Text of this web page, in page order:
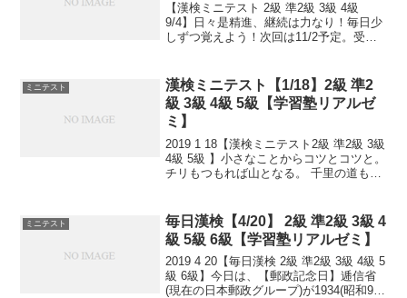
【漢検ミニテスト 2級 準2級 3級 4級
9/4】日々是精進、継続は力なり！毎日少
しずつ覚えよう！次回は11/2予定。受け
ミニテスト
漢検ミニテスト【1/18】2級 準2
級 3級 4級 5級【学習塾リアルゼ
ミ】
2019 1 18【漢検ミニテスト2級 準2級 3級
4級 5級 】小さなことからコツとコツと。
チリもつもれば山となる。 千里の道も一
熟語問題などの出来具合が合...
ミニテスト
毎日漢検【4/20】 2級 準2級 3級 4
級 5級 6級【学習塾リアルゼミ】
2019 4 20【毎日漢検 2級 準2級 3級 4級 5
級 6級】今日は、【郵政記念日】逓信省
(現在の日本郵政グループ)が1934(昭和9)